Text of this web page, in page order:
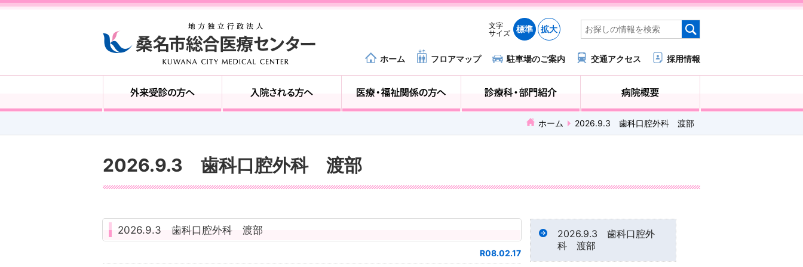
文字
サイズ
標準 拡大
ホーム フロアマップ 駐車場のご案内 交通アクセス 採用情報
ホーム 2026.9.3 歯科口腔外科 渡部
2026.9.3 歯科口腔外科 渡部
2026.9.3 歯科口腔外科 渡部
R08.02.17
2026.9.3 歯科口腔外
科 渡部